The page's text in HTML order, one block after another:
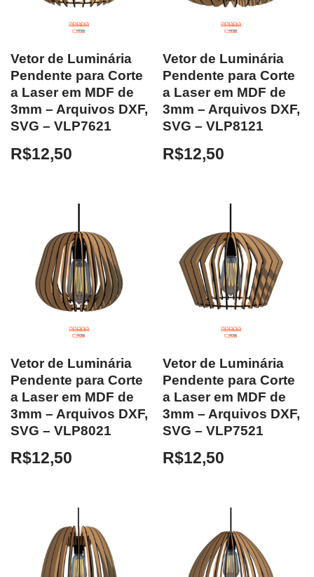
Vetor de Luminária
Pendente para Corte
a Laser em MDF de
3mm – Arquivos DXF,
SVG – VLP7621
R$12,50
Vetor de Luminária
Pendente para Corte
a Laser em MDF de
3mm – Arquivos DXF,
SVG – VLP8121
R$12,50
Vetor de Luminária
Pendente para Corte
a Laser em MDF de
3mm – Arquivos DXF,
SVG – VLP8021
R$12,50
Vetor de Luminária
Pendente para Corte
a Laser em MDF de
3mm – Arquivos DXF,
SVG – VLP7521
R$12,50